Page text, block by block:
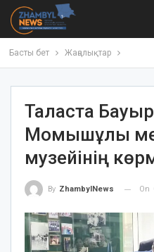
Басты бет Жаңалықтар
Таласта
Момышұлы
музейінің
By ZhambylNews On